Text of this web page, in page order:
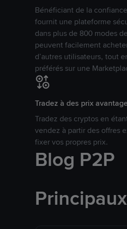
Bénéficiant de la
fournit une plateforme
dans plus de 800 modes
peuvent facilement
d’autres utilisateurs, tout
préférés sur une
Tradez à des prix
Tradez des cryptos en
vendez à partir des offres
fixer vos propres prix.
Blog P2P